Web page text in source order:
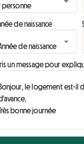
de naissance
un message pour